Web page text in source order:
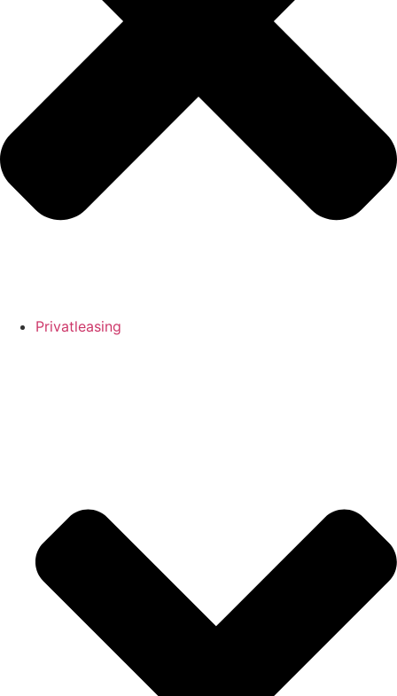
Privatleasing